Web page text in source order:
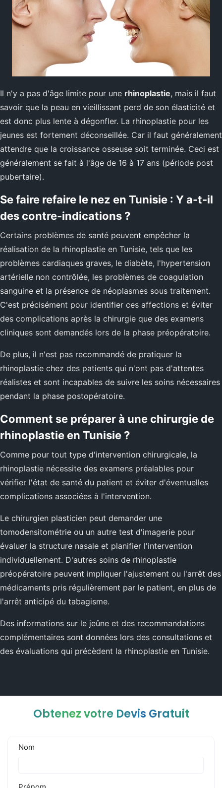
Il n'y a pas d'âge limite pour une rhinoplastie, mais il faut
savoir que la peau en vieillissant perd de son élasticité et
est donc plus lente à dégonfler. La rhinoplastie pour les
jeunes est fortement déconseillée. Car il faut généralement
attendre que la croissance osseuse soit terminée. Ceci est
généralement se fait à l'âge de 16 à 17 ans (période post
pubertaire).
Se faire refaire le nez en Tunisie : Y a-t-il
des contre-indications ?
Certains problèmes de santé peuvent empêcher la
réalisation de la rhinoplastie en Tunisie, tels que les
problèmes cardiaques graves, le diabète, l'hypertension
artérielle non contrôlée, les problèmes de coagulation
sanguine et la présence de néoplasmes sous traitement.
C'est précisément pour identifier ces affections et éviter
des complications après la chirurgie que des examens
cliniques sont demandés lors de la phase préopératoire.
De plus, il n'est pas recommandé de pratiquer la
rhinoplastie chez des patients qui n'ont pas d'attentes
réalistes et sont incapables de suivre les soins nécessaires
pendant la phase postopératoire.
Comment se préparer à une chirurgie de
rhinoplastie en Tunisie ?
Comme pour tout type d'intervention chirurgicale, la
rhinoplastie nécessite des examens préalables pour
vérifier l'état de santé du patient et éviter d'éventuelles
complications associées à l'intervention.
Le chirurgien plasticien peut demander une
tomodensitométrie ou un autre test d'imagerie pour
évaluer la structure nasale et planifier l'intervention
individuellement. D'autres soins de rhinoplastie
préopératoire peuvent impliquer l'ajustement ou l'arrêt des
médicaments pris régulièrement par le patient, en plus de
l'arrêt anticipé du tabagisme.
Des informations sur le jeûne et des recommandations
complémentaires sont données lors des consultations et
des évaluations qui précèdent la rhinoplastie en Tunisie.
Obtenez votre Devis Gratuit